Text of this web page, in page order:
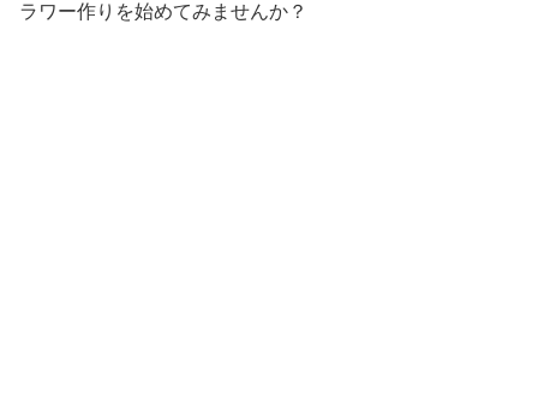
ラワー作りを始めてみませんか？